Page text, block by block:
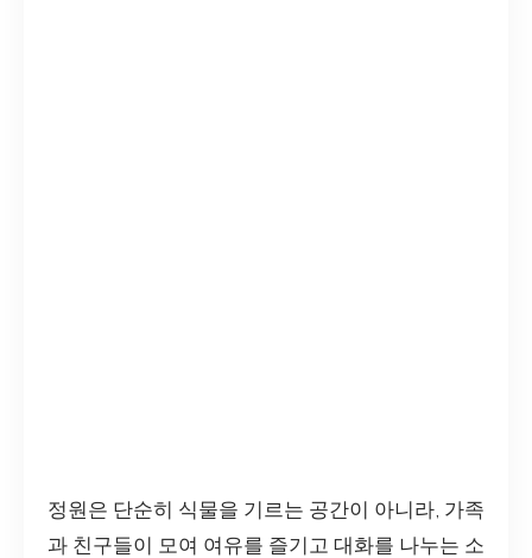
정원은 단순히 식물을 기르는 공간이 아니라, 가족
과 친구들이 모여 여유를 즐기고 대화를 나누는 소